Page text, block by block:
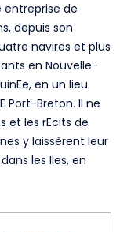
entreprise de
depuis son
navires et plus
en Nouvelle-
en un lieu
Port-Breton. Il ne
et les rEcits de
y laissèrent leur
les Iles, en